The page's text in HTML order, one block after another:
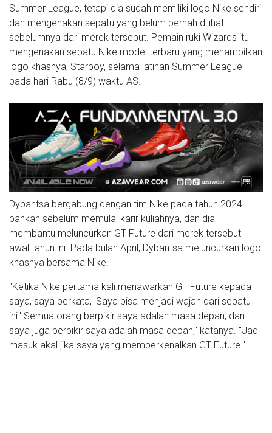
Summer League, tetapi dia sudah memiliki logo Nike sendiri
dan mengenakan sepatu yang belum pernah dilihat
sebelumnya dari merek tersebut. Pemain ruki Wizards itu
mengenakan sepatu Nike model terbaru yang menampilkan
logo khasnya, Starboy, selama latihan Summer League
pada hari Rabu (8/9) waktu AS.
Dybantsa bergabung dengan tim Nike pada tahun 2024
bahkan sebelum memulai karir kuliahnya, dan dia
membantu meluncurkan GT Future dari merek tersebut
awal tahun ini. Pada bulan April, Dybantsa meluncurkan logo
khasnya bersama Nike.
"Ketika Nike pertama kali menawarkan GT Future kepada
saya, saya berkata, 'Saya bisa menjadi wajah dari sepatu
ini.' Semua orang berpikir saya adalah masa depan, dan
saya juga berpikir saya adalah masa depan," katanya. "Jadi
masuk akal jika saya yang memperkenalkan GT Future."